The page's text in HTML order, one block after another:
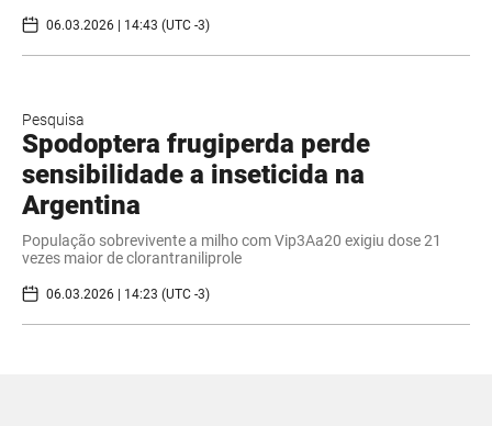
06.03.2026 | 14:43 (UTC -3)
Pesquisa
Spodoptera frugiperda perde
sensibilidade a inseticida na
Argentina
População sobrevivente a milho com Vip3Aa20 exigiu dose 21
vezes maior de clorantraniliprole
06.03.2026 | 14:23 (UTC -3)